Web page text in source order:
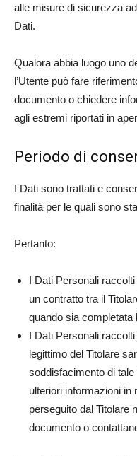
alle misure di sicurezza
Dati.
Qualora abbia luogo uno
l’Utente può fare
documento o chiedere
agli estremi riportati in
Periodo di
I Dati sono trattati e
finalità per le quali sono
Pertanto:
I Dati Personali
un contratto tra il
quando sia completata
I Dati Personali
legittimo del Titolare
soddisfacimento di tale
ulteriori informazioni in
perseguito dal Titolare
documento o